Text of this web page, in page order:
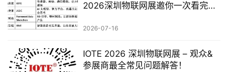
2026深圳物联网展邀你一次看完全
2026-07-16
IOTE 2026 深圳物联网展 – 观众&
参展商最全常见问题解答！